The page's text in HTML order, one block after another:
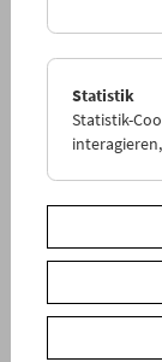
Statistik
Statistik-